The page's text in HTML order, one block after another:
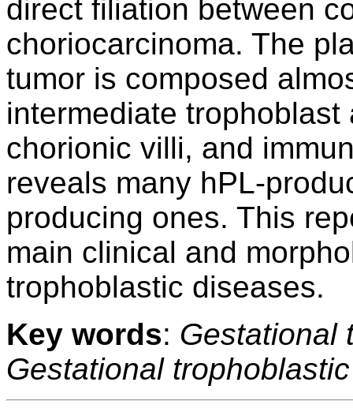
direct filiation between
choriocarcinoma. The
tumor is composed
intermediate
chorionic villi, and
reveals many hPL-
producing ones. This
main clinical and
trophoblastic diseases.
Key words: Gestational
Gestational